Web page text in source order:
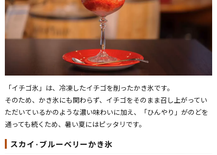
「イチゴ氷」は、冷凍したイチゴを削ったかき氷です。
そのため、かき氷にも関わらず、イチゴをそのまま召し上がってい
ただいているかのような濃い味わいに加え、「ひんやり」がのどを
通っても続くため、暑い夏にはピッタリです。
スカイ·ブルーベリーかき氷